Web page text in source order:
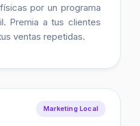
por un programa
Premia a tus clientes
ventas repetidas.
Marketing Local